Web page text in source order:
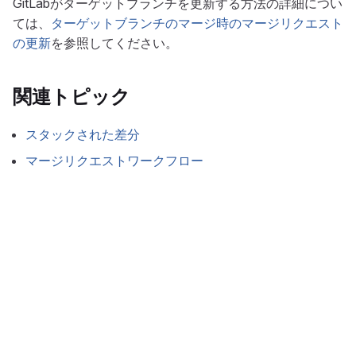
GitLabがターゲットブランチを更新する方法の詳細につい
ては、 ターゲットブランチのマージ時のマージリクエスト
の更新を参照してください。
関連トピック
スタックされた差分
マージリクエストワークフロー